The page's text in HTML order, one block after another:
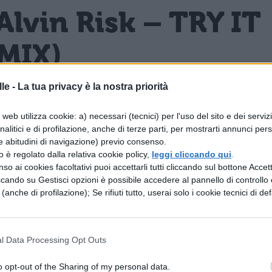
- La tua privacy è la nostra priorità
utilizza cookie: a) necessari (tecnici) per l'uso del sito e dei
e di profilazione, anche di terze parti, per mostrarti annunci
abitudini di navigazione) previo consenso.
è regolato dalla relativa cookie policy, leggi cliccando qui
ai cookies facoltativi puoi accettarli tutti cliccando sul bottone
su Gestisci opzioni è possibile accedere al pannello di controllo
di profilazione); Se rifiuti tutto, userai solo i cookie tecnici di
Data Processing Opt Outs
opt-out of the Sharing of my personal data.
Risk – TRY IT
momento dagli amanti della musica
Racconta l'estate dei due musicisti trascorsa
Machete Kills –